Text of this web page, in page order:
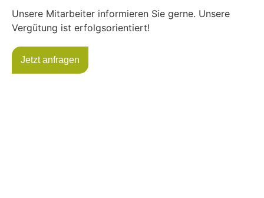
Unsere Mitarbeiter informieren Sie gerne. Unsere
Vergütung ist erfolgsorientiert!
Jetzt anfragen